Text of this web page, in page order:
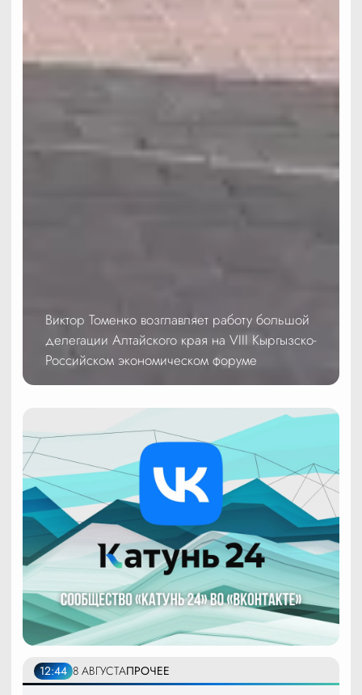
Виктор Томенко возглавляет работу большой
делегации Алтайского края на VIII Кыргызско-
Российском экономическом форуме
12:44 8 АВГУСТАПРОЧЕЕ